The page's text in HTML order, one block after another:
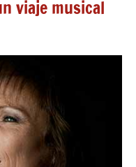
viaje musical